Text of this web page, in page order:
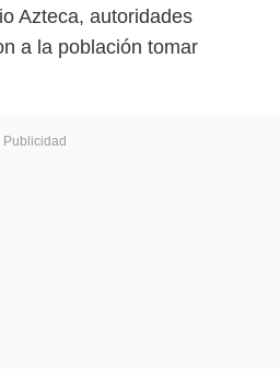
Azteca, autoridades
a la población tomar